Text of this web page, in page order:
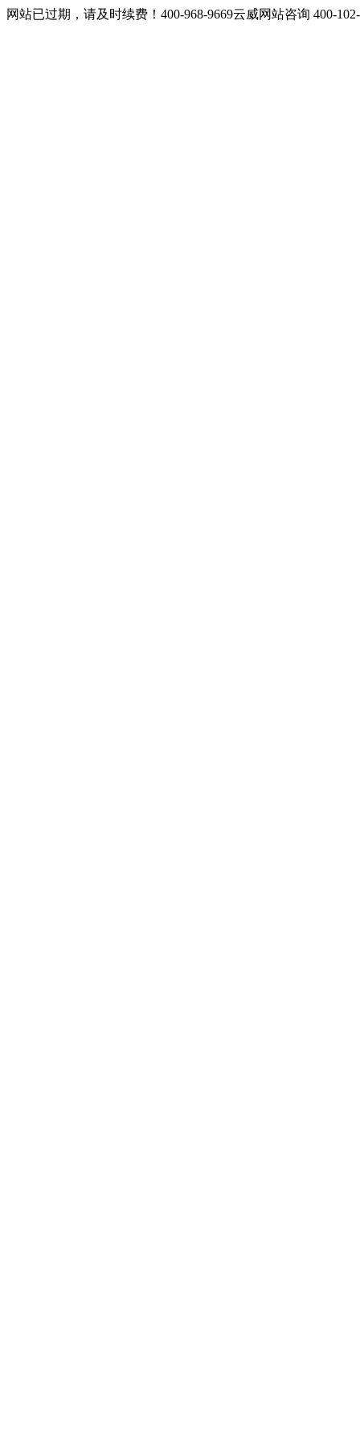
网站已过期，请及时续费！400-968-9669云威网站咨询 400-